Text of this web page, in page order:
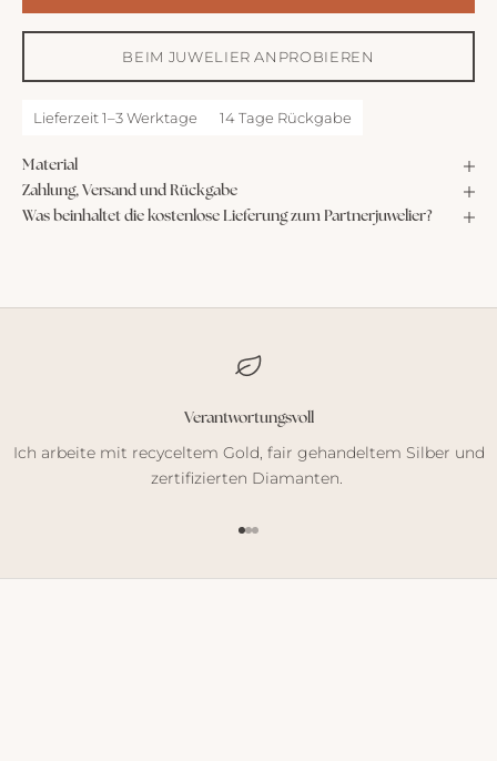
BEIM JUWELIER ANPROBIEREN
Lieferzeit 1–3 Werktage 14 Tage Rückgabe
Material
Zahlung, Versand und Rückgabe
Was beinhaltet die kostenlose Lieferung zum Partnerjuwelier?
Verantwortungsvoll
Ich arbeite mit recyceltem Gold, fair gehandeltem Silber und
zertifizierten Diamanten.
Gehe zu Element 1
Gehe zu Element 2
Gehe zu Element 3